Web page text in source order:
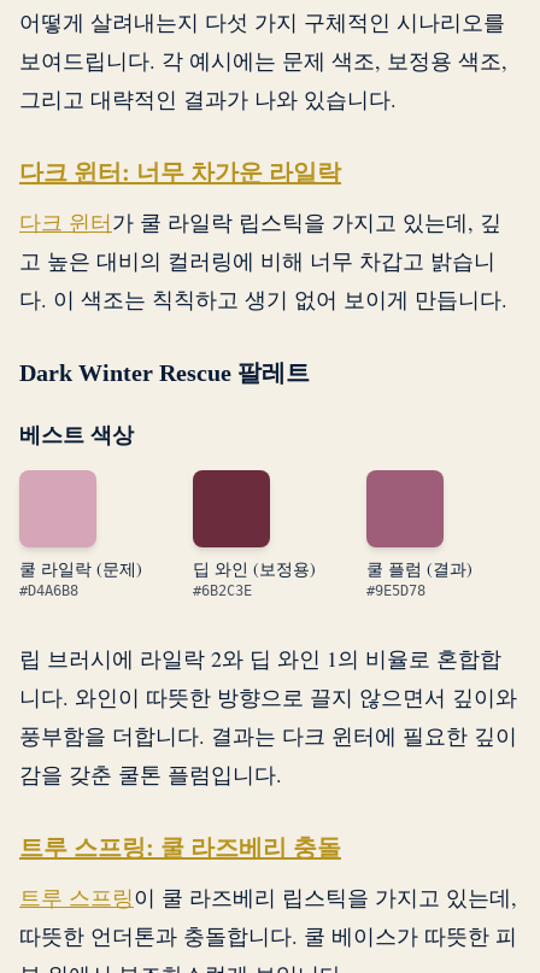
어떻게 살려내는지 다섯 가지 구체적인 시나리오를
보여드립니다. 각 예시에는 문제 색조, 보정용 색조,
그리고 대략적인 결과가 나와 있습니다.
다크 윈터: 너무 차가운 라일락
다크 윈터가 쿨 라일락 립스틱을 가지고 있는데, 깊
고 높은 대비의 컬러링에 비해 너무 차갑고 밝습니
다. 이 색조는 칙칙하고 생기 없어 보이게 만듭니다.
Dark Winter Rescue 팔레트
베스트 색상
쿨 라일락 (문제)
#D4A6B8
딥 와인 (보정용)
#6B2C3E
쿨 플럼 (결과)
#9E5D78
립 브러시에 라일락 2와 딥 와인 1의 비율로 혼합합
니다. 와인이 따뜻한 방향으로 끌지 않으면서 깊이와
풍부함을 더합니다. 결과는 다크 윈터에 필요한 깊이
감을 갖춘 쿨톤 플럼입니다.
트루 스프링: 쿨 라즈베리 충돌
트루 스프링이 쿨 라즈베리 립스틱을 가지고 있는데,
따뜻한 언더톤과 충돌합니다. 쿨 베이스가 따뜻한 피